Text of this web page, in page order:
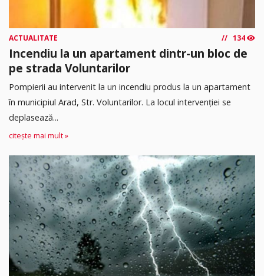
ACTUALITATE 134
Incendiu la un apartament dintr-un bloc de
pe strada Voluntarilor
Pompierii au intervenit la un incendiu produs la un apartament
în municipiul Arad, Str. Voluntarilor. La locul intervenției se
deplasează...
citește mai mult »